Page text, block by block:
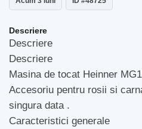
Descriere
Descriere
Descriere
Masina de tocat Heinner
Accesoriu pentru rosii si
singura data .
Caracteristici generale